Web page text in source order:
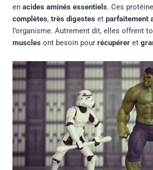
en acides aminés essentiels. Ces
complètes, très digestes et parfaitement
l’organisme. Autrement dit, elles offrent
muscles ont besoin pour récupéreret